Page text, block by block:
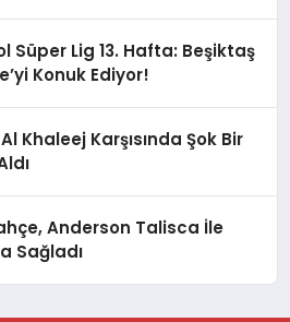
Süper Lig 13. Hafta: Beşiktaş
Konuk Ediyor!
Khaleej Karşısında Şok Bir
Anderson Talisca İle
Sağladı